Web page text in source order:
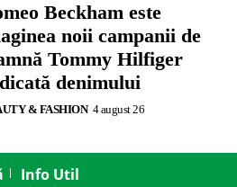
Beckham este
noii campanii de
Tommy Hilfiger
denimului
& FASHION 4 august 26
Info Util